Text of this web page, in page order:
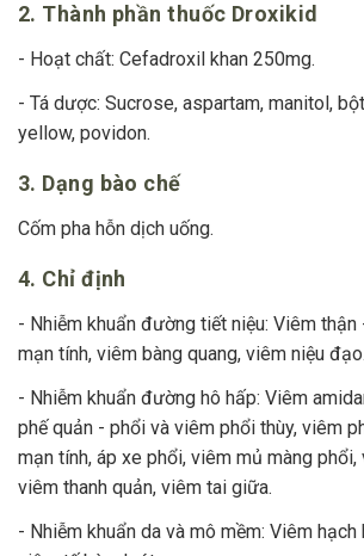
2. Thành phần thuốc Droxikid
- Hoạt chất: Cefadroxil khan 250mg.
- Tá dược: Sucrose, aspartam, manitol,
yellow, povidon.
3. Dạng bào chế
Cốm pha hỗn dịch uống.
4. Chỉ định
- Nhiễm khuẩn đường tiết niệu: Viêm thận
mạn tính, viêm bàng quang, viêm niệu đạo.
- Nhiễm khuẩn đường hô hấp: Viêm
phế quản - phổi và viêm phổi thùy, viêm
mạn tính, áp xe phổi, viêm mủ màng
viêm thanh quản, viêm tai giữa.
- Nhiễm khuẩn da và mô mềm: Viêm hạch